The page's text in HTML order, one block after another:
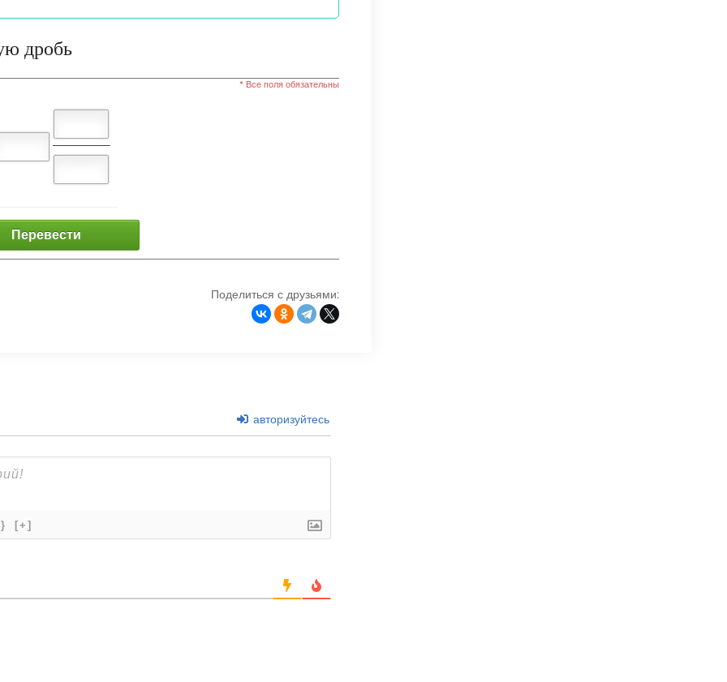
дробь
* Все поля обязательны
Перевести
Поделиться с друзьями:
авторизуйтесь
[+]